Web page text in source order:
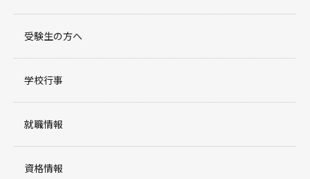
受験生の方へ
学校行事
就職情報
資格情報